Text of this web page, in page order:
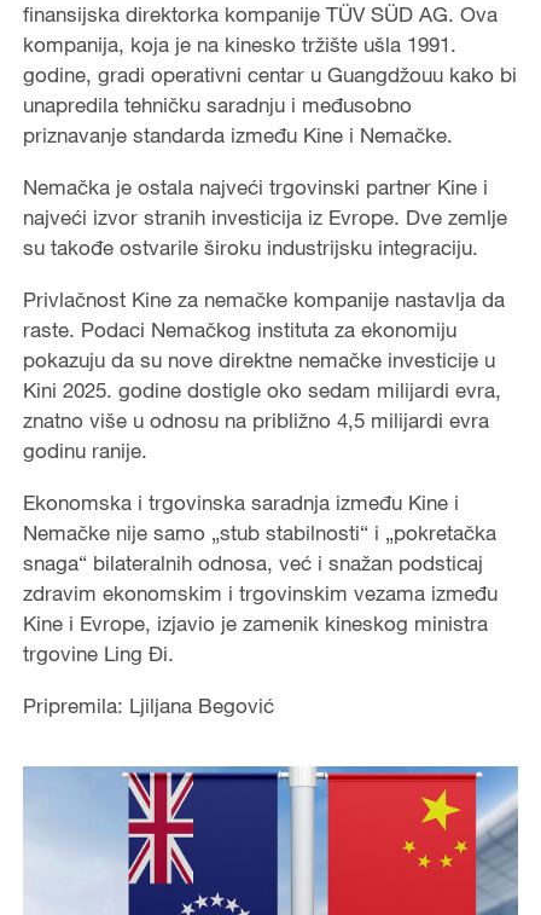
finansijska direktorka kompanije TÜV SÜD AG. Ova
kompanija, koja je na kinesko tržište ušla 1991.
godine, gradi operativni centar u Guangdžouu kako bi
unapredila tehničku saradnju i međusobno
priznavanje standarda između Kine i Nemačke.
Nemačka je ostala najveći trgovinski partner Kine i
najveći izvor stranih investicija iz Evrope. Dve zemlje
su takođe ostvarile široku industrijsku integraciju.
Privlačnost Kine za nemačke kompanije nastavlja da
raste. Podaci Nemačkog instituta za ekonomiju
pokazuju da su nove direktne nemačke investicije u
Kini 2025. godine dostigle oko sedam milijardi evra,
znatno više u odnosu na približno 4,5 milijardi evra
godinu ranije.
Ekonomska i trgovinska saradnja između Kine i
Nemačke nije samo „stub stabilnosti“ i „pokretačka
snaga“ bilateralnih odnosa, već i snažan podsticaj
zdravim ekonomskim i trgovinskim vezama između
Kine i Evrope, izjavio je zamenik kineskog ministra
trgovine Ling Đi.
Pripremila: Ljiljana Begović